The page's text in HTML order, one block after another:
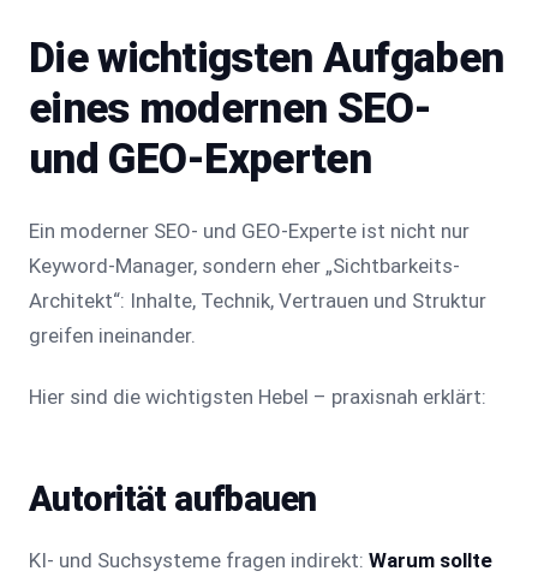
Die wichtigsten Aufgaben
eines modernen SEO-
und GEO-Experten
Ein moderner SEO- und GEO-Experte ist nicht nur
Keyword-Manager, sondern eher „Sichtbarkeits-
Architekt“: Inhalte, Technik, Vertrauen und Struktur
greifen ineinander.
Hier sind die wichtigsten Hebel – praxisnah erklärt:
Autorität aufbauen
KI- und Suchsysteme fragen indirekt: Warum sollte